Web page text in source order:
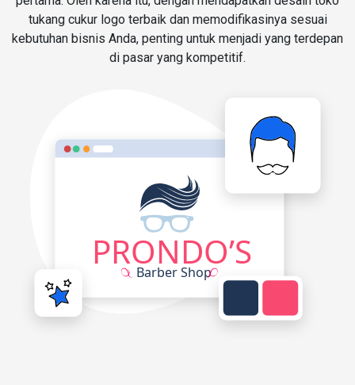
tukang cukur logo terbaik dan memodifikasinya sesuai
kebutuhan bisnis Anda, penting untuk menjadi yang terdepan
di pasar yang kompetitif.